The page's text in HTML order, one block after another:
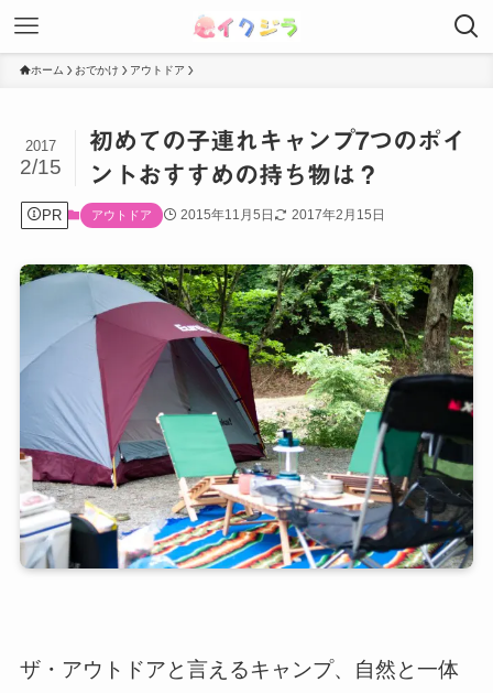
ホーム おでかけ アウトドア
初めての子連れキャンプ7つのポイ
ントおすすめの持ち物は？
2017
2/15
PR アウトドア 2015年11月5日 2017年2月15日
ザ・アウトドアと言えるキャンプ、自然と一体